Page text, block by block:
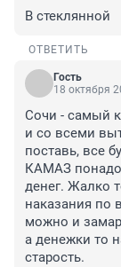
В стеклянной
ОТВЕТИТЬ
Гость
18 октября
Сочи - самый
и со всеми
поставь, все
КАМАЗ
денег. Жалко
наказания по
можно и
а денежки то
старость.